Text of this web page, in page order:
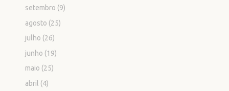
setembro (9)
agosto (25)
julho (26)
junho (19)
maio (25)
abril (4)